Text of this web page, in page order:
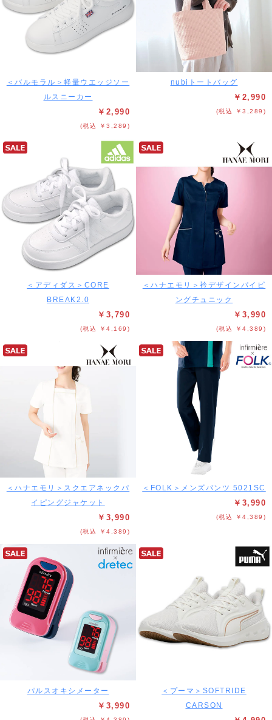
＜バルモラル＞軽量ウエッジソー
ルスニーカー
￥2,990
(税込 ￥3,289)
nubiトートバッグ
￥2,990
(税込 ￥3,289)
＜アディダス＞CORE
BREAK2.0
￥3,790
(税込 ￥4,169)
＜ハナエモリ＞衿デザインパイピ
ングチュニック
￥3,990
(税込 ￥4,389)
＜ハナエモリ＞スクエアネックパ
イピングジャケット
￥3,990
(税込 ￥4,389)
＜FOLK＞メンズパンツ 5021SC
￥3,990
(税込 ￥4,389)
パルスオキシメーター
￥3,990
＜プーマ＞SOFTRIDE
CARSON